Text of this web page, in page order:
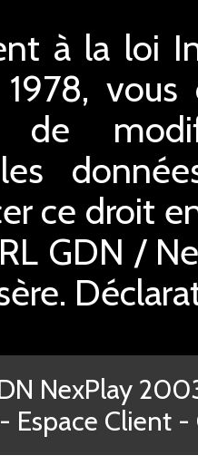
à la loi
de
ce droit
GDN /
NexPlay
- Espace Client -